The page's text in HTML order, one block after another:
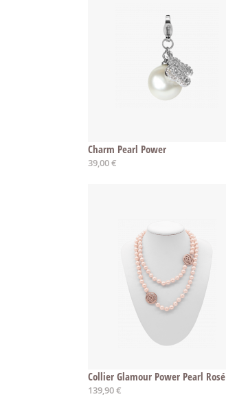
Charm Pearl Power
39,00 €
Collier Glamour Power Pearl Rosé
139,90 €